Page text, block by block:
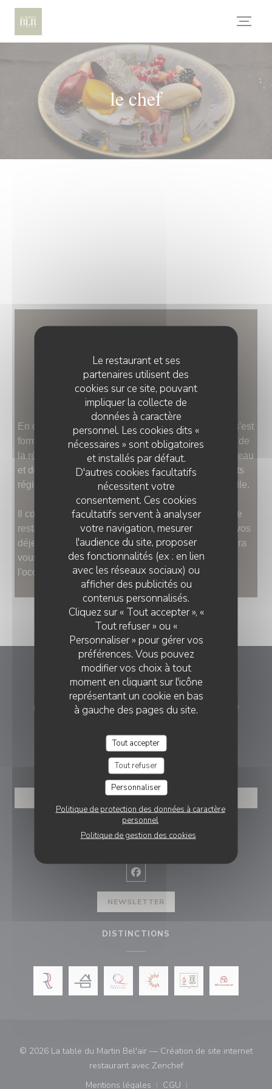
Personnalisation de vos choix en matière de cookies
Le restaurant et ses
partenaires utilisent des
cookies sur ce site, pouvant
impliquer la collecte de
données à caractère
personnel. Les cookies dits «
nécessaires » sont obligatoires
et installés par défaut.
D'autres cookies facultatifs
nécessitent votre
consentement. Ces cookies
facultatifs servent à analyser
votre navigation, mesurer
l'audience du site, proposer
des fonctionnalités (ex : en lien
avec les réseaux sociaux) ou
afficher des publicités ou
contenus personnalisés.
Cliquez sur « Tout accepter », «
Tout refuser » ou «
Personnaliser » pour gérer vos
préférences. Vous pouvez
modifier vos choix à tout
moment en cliquant sur l'icône
représentant un cookie en bas
à gauche des pages du site.
Tout accepter
Tout refuser
Personnaliser
Politique de protection des données à caractère
personnel
Politique de gestion des cookies
le chef
CHOSES, BIEN FAITES
En douze années, le Chef Jean-Raphaël Persano s'est
formé chez les plus grands et les plus belles tables de
la région. Aujourd'hui, il vous apporte son goût du beau
et du bon, le raffiné du goût en travaillant les produits
régionaux du marché d'une manière bien personnelle.
Il confectionne pour vous au jour le jour une carte de
restaurant traditionnel, revisitée et accessible pour vos
déjeuners qu'ils soient d'affaires ou amicales. Il saura
vous proposer sur demande des menus spéciaux à
l'occasion de repas de groupe.
La table du Martin Bel'air
place du 19 mars 1962, 89100 Saint-Martin-du-Tertre((ouvre
RÉSERVATION
RÉSERVER
NOUS SUIVRE
Facebook ((ouvre une nouvelle
NEWSLETTER
DISTINCTIONS
© 2026 La table du Martin Bel'air — Création de site internet
restaurant avec Zenchef((ouvre une nouvelle
Mentions légales
CGU